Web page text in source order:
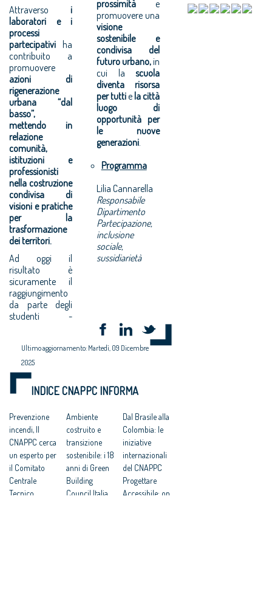
Attraverso i
laboratori e i
processi
partecipativi ha
contribuito a
promuovere
azioni di
rigenerazione
urbana “dal
basso”,
mettendo in
relazione
comunità,
istituzioni e
professionisti
nella costruzione
condivisa di
visioni e pratiche
per la
trasformazione
dei territori.
Ad oggi il
risultato è
sicuramente il
raggiungimento
da parte degli
studenti -
prossimità e
promuovere una
visione
sostenibile e
condivisa del
futuro urbano,in
cui lascuola
diventa risorsa
per tuttiela città
luogo di
opportunità per
le nuove
generazioni
Programma
Lilia Cannarella
Responsabile
Dipartimento
Partecipazione,
inclusione
sociale,
sussidiarietà
Ultimo aggiornamento: Martedì, 09 Dicembre
2025
INDICE CNAPPC INFORMA
Prevenzione
incendi, Il
CNAPPC cerca
un esperto per
il Comitato
Centrale
Tecnico
Ambiente
costruito e
transizione
sostenibile: i 18
anni di Green
Building
Council Italia
Dal Brasile alla
Colombia: le
iniziative
internazionali
del CNAPPC
Progettare
Accessibile: on